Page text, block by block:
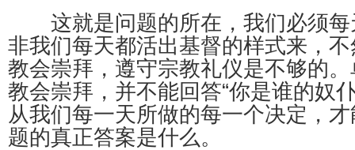
这就是问题的所在，我们必须每
非我们每天都活出基督的样式来，
教会崇拜，遵守宗教礼仪是不够的
教会崇拜，并不能回答“你是谁的奴
从我们每一天所做的每一个决定，
题的真正答案是什么。